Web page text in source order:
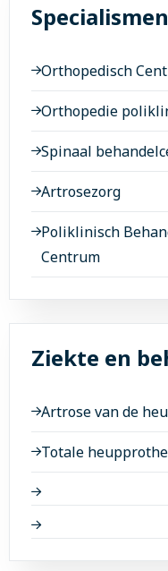
Specialismen
Orthopedisch
Orthopedie
Spinaal
Artrosezorg
Poliklinisch
Centrum
Ziekte en
Artrose van de
Totale